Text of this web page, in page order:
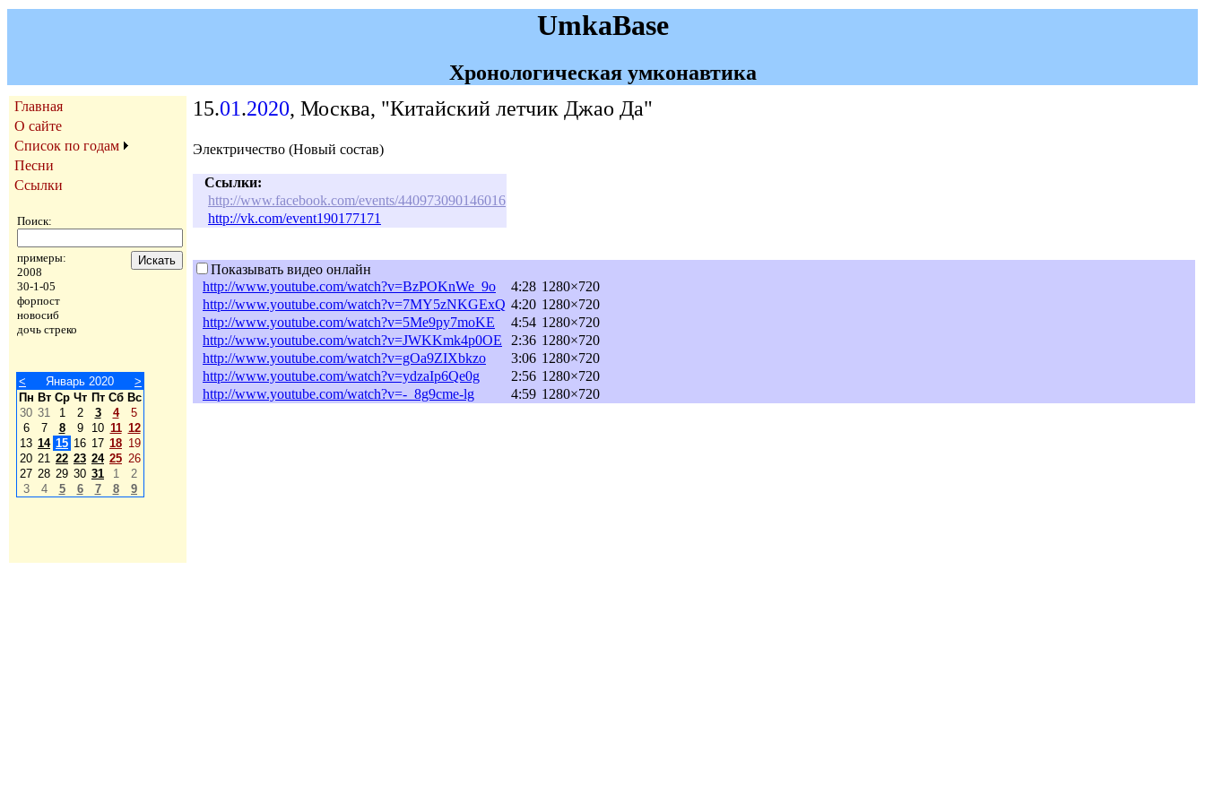
UmkaBase
Хронологическая умконавтика
Главная
О сайте
Список по годам
Песни
Ссылки
Поиск:
примеры:
2008
30-1-05
форпост
новосиб
дочь стреко
< Январь 2020
>
Пн Вт Ср Чт Пт Сб Вс
30 31 1 2 3 4
5
6
7 8 9 10 11 12
13 14 15 16 17 18 19
20 21 22 23 24 25 26
27 28 29 30 31 1
2
3
4 5 6 7 8 9
15.01.2020, Москва, "Китайский летчик Джао Да"
Электричество (Новый состав)
Ссылки:
http://www.facebook.com/events/440973090146016
http://vk.com/event190177171
Показывать видео онлайн
http://www.youtube.com/watch?v=BzPOKnWe_9o
4:28 1280×720
http://www.youtube.com/watch?v=7MY5zNKGExQ 4:20 1280×720
http://www.youtube.com/watch?v=5Me9py7moKE
4:54 1280×720
http://www.youtube.com/watch?v=JWKKmk4p0OE
2:36 1280×720
http://www.youtube.com/watch?v=gOa9ZIXbkzo
3:06 1280×720
http://www.youtube.com/watch?v=ydzaIp6Qe0g
2:56 1280×720
http://www.youtube.com/watch?v=-_8g9cme-lg
4:59 1280×720